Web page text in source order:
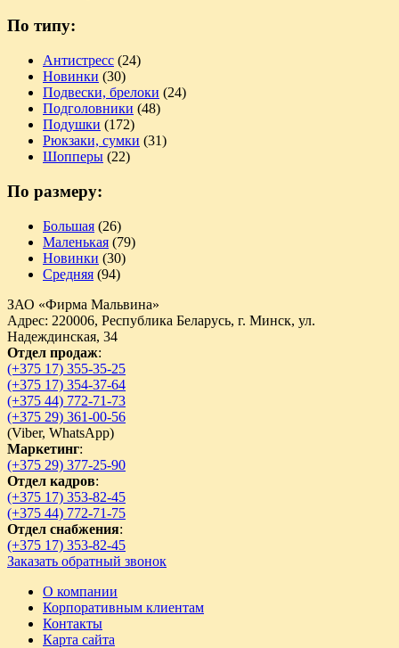
По типу:
Антистресс (24)
Новинки (30)
Подвески, брелоки (24)
Подголовники (48)
Подушки (172)
Рюкзаки, сумки (31)
Шопперы (22)
По размеру:
Большая (26)
Маленькая (79)
Новинки (30)
Средняя (94)
ЗАО «Фирма Мальвина»
Адрес: 220006, Республика Беларусь, г. Минск, ул.
Надеждинская, 34
Отдел продаж:
(+375 17) 355-35-25
(+375 17) 354-37-64
(+375 44) 772-71-73
(+375 29) 361-00-56
(Viber, WhatsApp)
Маркетинг:
(+375 29) 377-25-90
Отдел кадров:
(+375 17) 353-82-45
(+375 44) 772-71-75
Отдел снабжения:
(+375 17) 353-82-45
Заказать обратный звонок
О компании
Корпоративным клиентам
Контакты
Карта сайта